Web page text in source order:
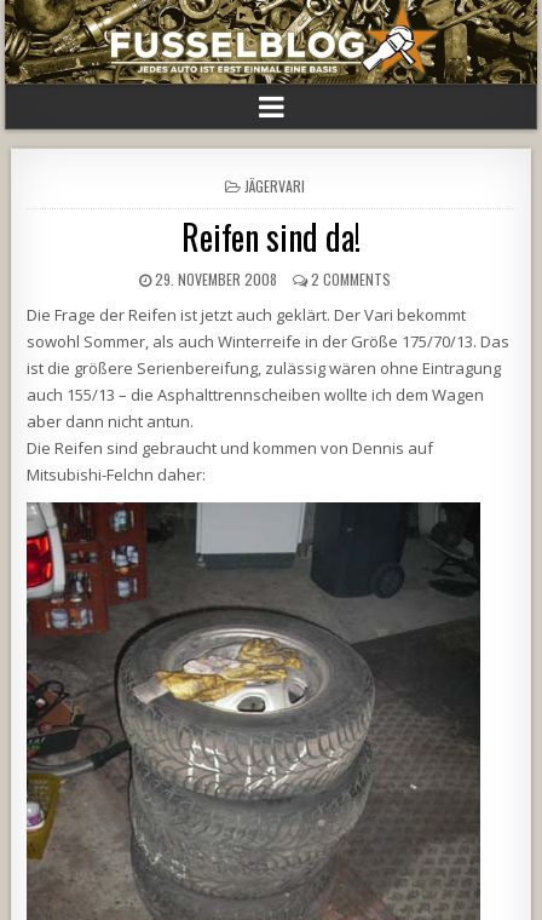
POSTED
IN
JÄGERVARI
Reifen sind da!
29. NOVEMBER 2008 2 COMMENTS
Die Frage der Reifen ist jetzt auch geklärt. Der Vari bekommt
sowohl Sommer, als auch Winterreife in der Größe 175/70/13. Das
ist die größere Serienbereifung, zulässig wären ohne Eintragung
auch 155/13 – die Asphalttrennscheiben wollte ich dem Wagen
aber dann nicht antun.
Die Reifen sind gebraucht und kommen von Dennis auf
Mitsubishi-Felchn daher: